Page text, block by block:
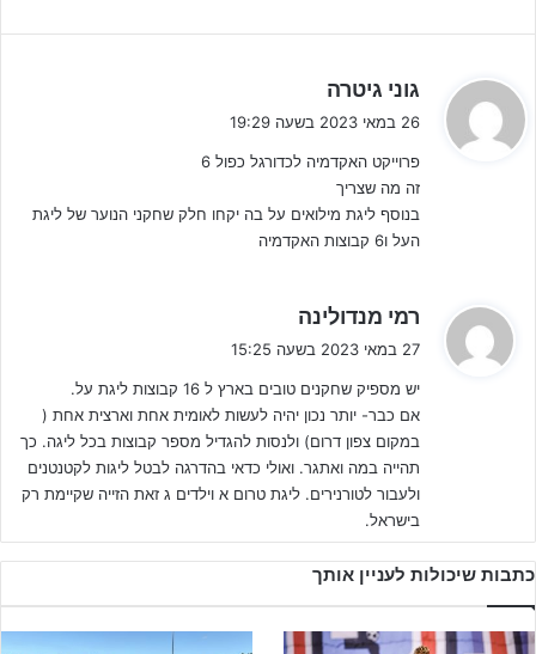
לפרטים נוספים והרשמה – לחצו!!!
ולהחזירו לדיון נוסף בוועדת הנוער. לא ניתן שהכדורגל יהיה שייך רק
למועדונים הגדולים תוך רמיסה גסה של רוב המועדונים בישראל, במיוחד
בפריפריה הצפונית והדרומית. לשינויים כה מהותיים, חייב וחשוב לקיים
דיון מעמיק ולקבל הסכמה רחבה".
גוני גיטרה
ג
ב
26 במאי 2023 בשעה 19:29
פרוייקט האקדמיה לכדורגל כפול 6
זה מה שצריך
בנוסף ליגת מילואים על בה יקחו חלק שחקני הנוער של ליגת
העל ו6 קבוצות האקדמיה
רמי מנדולינה
ב
:
27 במאי 2023 בשעה 15:25
יש מספיק שחקנים טובים בארץ ל 16 קבוצות ליגת על.
אם כבר- יותר נכון יהיה לעשות לאומית אחת וארצית אחת (
במקום צפון דרום) ולנסות להגדיל מספר קבוצות בכל ליגה. כך
תהייה במה ואתגר. ואולי כדאי בהדרגה לבטל ליגות לקטנטנים
ולעבור לטורנירים. ליגת טרום א וילדים ג זאת הזייה שקיימת רק
בישראל.
כתבות שיכולות לעניין אותך